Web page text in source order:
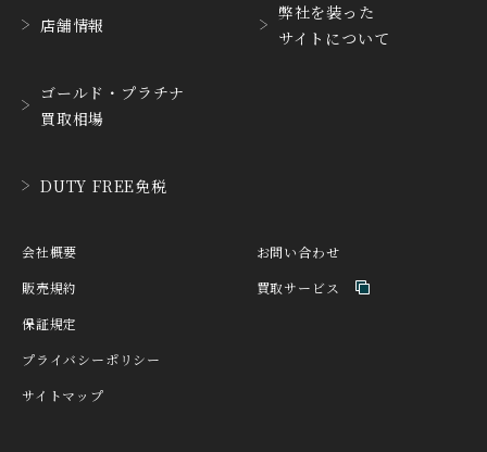
HARRY WINSTON
HEINRICH-GEISEN
ハインリッヒ ガイセン
HORAE
ホライ
IKEPOD INCIPIO
JAEGER LE COULTRE
ジャガー・ルクルト
店舗情報
ゴールド・プラチナ
買取相場
DUTY FREE免税
弊社を装った
サイトについて
会社概要
販売規約
保証規定
プライバシーポリシー
サイトマップ
お問い合わせ
買取サービス